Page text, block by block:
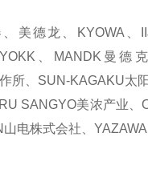
美德龙、KYOWA、
、MANDK曼德
、SUN-KAGAKU太
SANGYO美浓产业、
山电株式会社、